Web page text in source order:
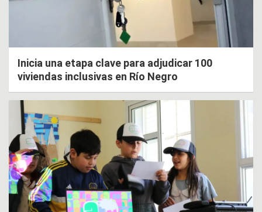
Inicia una etapa clave para adjudicar 100
viviendas inclusivas en Río Negro